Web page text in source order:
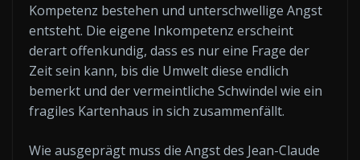
Kompetenz bestehen und unterschwellige Angst
entsteht. Die eigene Inkompetenz erscheint
derart offenkundig, dass es nur eine Frage der
Zeit sein kann, bis die Umwelt diese endlich
bemerkt und der vermeintliche Schwindel wie ein
fragiles Kartenhaus in sich zusammenfällt.
Wie ausgeprägt muss die Angst des Jean-Claude